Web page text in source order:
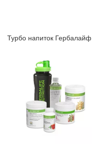
Турбо напиток Гербалайф